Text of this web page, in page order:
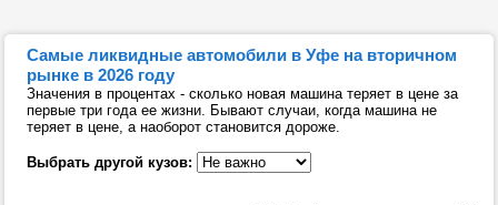
Самые ликвидные автомобили в Уфе на вторичном
рынке в 2026 году
Значения в процентах - сколько новая машина теряет в цене за
первые три года ее жизни. Бывают случаи, когда машина не
теряет в цене, а наоборот становится дороже.
Выбрать другой кузов: